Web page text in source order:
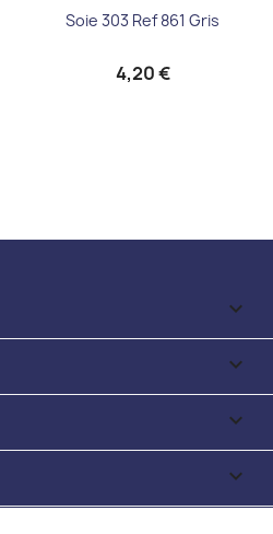
Soie 303 Ref 861 Gris
4,20 €



keyboard_arrow_down